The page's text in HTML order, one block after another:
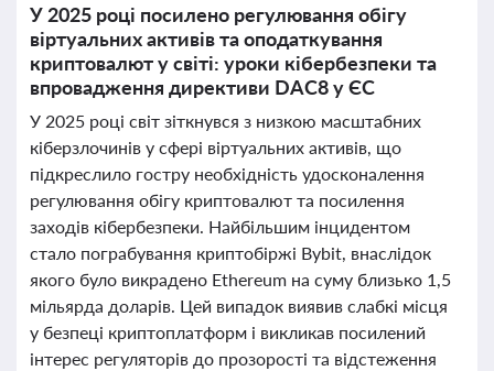
У 2025 році посилено регулювання обігу
віртуальних активів та оподаткування
криптовалют у світі: уроки кібербезпеки та
впровадження директиви DAC8 у ЄС
У 2025 році світ зіткнувся з низкою масштабних
кіберзлочинів у сфері віртуальних активів, що
підкреслило гостру необхідність удосконалення
регулювання обігу криптовалют та посилення
заходів кібербезпеки. Найбільшим інцидентом
стало пограбування криптобіржі Bybit, внаслідок
якого було викрадено Ethereum на суму близько 1,5
мільярда доларів. Цей випадок виявив слабкі місця
у безпеці криптоплатформ і викликав посилений
інтерес регуляторів до прозорості та відстеження